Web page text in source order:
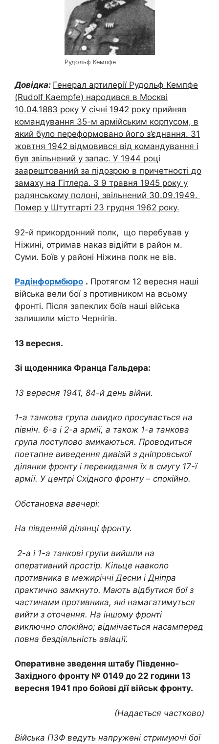
Рудольф Кемпфе
Довідка: Генерал артилерії Рудольф Кемпфе
(Rudolf Kaempfe) народився в Москві
10.04.1883 року У січні 1942 року прийняв
командування 35-м армійським корпусом, в
який було переформовано його з’єднання. 31
жовтня 1942 відмовився від командування і
був звільнений у запас. У 1944 році
заарештований за підозрою в причетності до
замаху на Гітлера. З 9 травня 1945 року у
радянському полоні, звільнений 30.09.1949.
Помер у Штутгарті 23 грудня 1962 року.
92-й прикордонний полк, що перебував у
Ніжині, отримав наказ відійти в район м.
Суми. Боїв у районі Ніжина полк не вів.
Радінформбюро . Протягом 12 вересня наші
війська вели бої з противником на всьому
фронті. Після запеклих боїв наші війська
залишили місто Чернігів.
13 вересня.
Зі щоденника Франца Гальдера:
13 вересня 1941, 84-й день війни.
1-а танкова група швидко просувається на
північ. 6-а і 2-а армії, а також 1-а танкова
група поступово змикаються. Проводиться
поетапне виведення дивізій з дніпровської
ділянки фронту і перекидання їх в смугу 17-ї
армії. У центрі Східного фронту – спокійно.
Обстановка ввечері:
На південній ділянці фронту.
2-а і 1-а танкові групи вийшли на
оперативний простір. Кільце навколо
противника в межиріччі Десни і Дніпра
практично замкнуто. Мають відбутися бої з
частинами противника, які намагатимуться
вийти з оточення. На іншому фронті
виключно спокійно; відмічається насамперед
повна бездіяльність авіації.
Оперативне зведення штабу Південно-
Західного фронту № 0149 до 22 години 13
вересня 1941 про бойові дії військ фронту.
(Надається частково)
Війська ПЗФ ведуть напружені стримуючі бої